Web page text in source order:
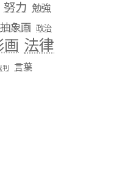
努力 勉強
抽象画 政治
画 法律
判 言葉